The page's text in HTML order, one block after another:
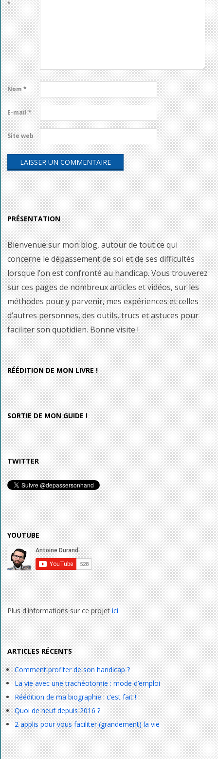
*
Nom*
E-mail*
Site web
PRÉSENTATION
Bienvenue sur mon blog, autour de tout ce qui
concerne le dépassement de soi et de ses difficultés
lorsque l’on est confronté au handicap. Vous trouverez
sur ces pages de nombreux articles et vidéos, sur les
méthodes pour y parvenir, mes expériences et celles
d’autres personnes, des outils, trucs et astuces pour
faciliter son quotidien. Bonne visite !
RÉÉDITION DE MON LIVRE !
SORTIE DE MON GUIDE !
TWITTER
YOUTUBE
Plus d'informations sur ce projetici
ARTICLES RÉCENTS
Comment profiter de son handicap ?
La vie avec une trachéotomie : mode d’emploi
Réédition de ma biographie : c’est fait !
Quoi de neuf depuis 2016 ?
2 applis pour vous faciliter (grandement) la vie